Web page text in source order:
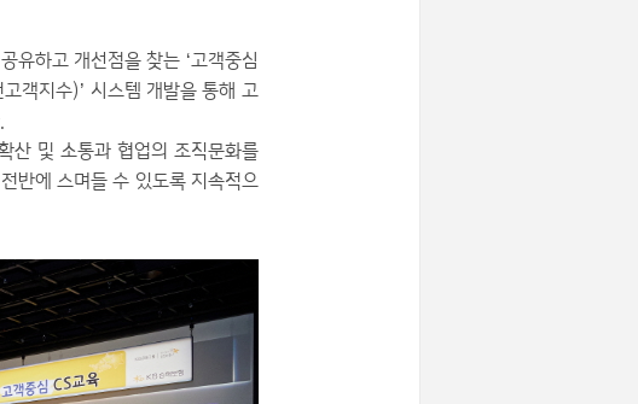
유하고 개선점을 찾는 ‘고객중심
객지수)’ 시스템 개발을 통해 고
산 및 소통과 협업의 조직문화를
반에 스며들 수 있도록 지속적으